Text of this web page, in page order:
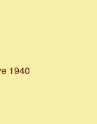
1940